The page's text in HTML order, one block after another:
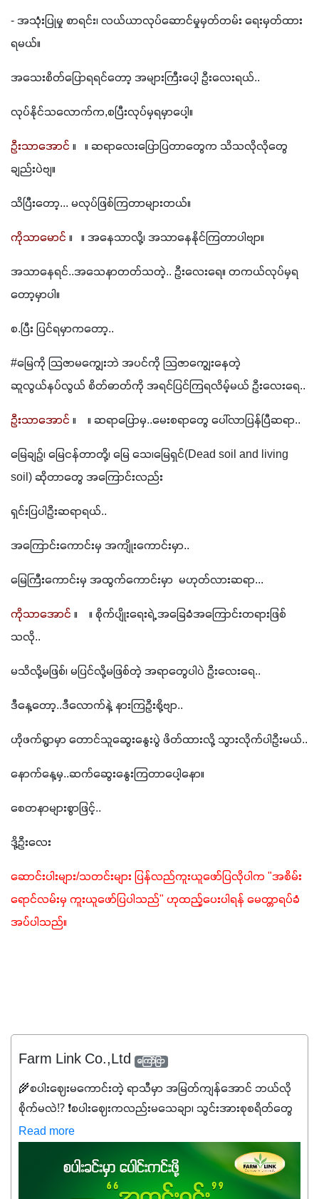
- အသုံးပြုမှု စာရင်း၊ လယ်ယာလုပ်ဆောင်မှုမှတ်တမ်း ရေးမှတ်ထား
ရမယ်။
အသေးစိတ်ပြောရရင်တော့ အများကြီးပေါ့ ဦးလေးရယ်..
လုပ်နိုင်သလောက်က,စပြီးလုပ်မှရမှာပေါ့။
ဦးသာအောင် ။   ။ ဆရာလေးပြောပြတာတွေက သိသလိုလိုတွေ
ချည်းပဲဗျ။
သိပြီးတော့... မလုပ်ဖြစ်ကြတာများတယ်။
ကိုသာမောင် ။   ။ အနေသာလို့၊ အသာနေနိုင်ကြတာပါဗျာ။
အသာနေရင်..အသေနာတတ်သတဲ့.. ဦးလေးရေ။ တကယ်လုပ်မှရ
တော့မှာပါ။
စ.ပြီး ပြင်ရမှာကတော့..
#မြေကို သြဇာမကျွေးဘဲ အပင်ကို သြဇာကျွေးနေတဲ့
ဆူလွယ်နပ်လွယ် စိတ်ဓာတ်ကို အရင်ပြင်ကြရလိမ့်မယ် ဦးလေးရေ..
ဦးသာအောင် ။    ။ ဆရာပြောမှ..မေးစရာတွေ ပေါ်လာပြန်ပြီဆရာ..
မြေချဉ်၊ မြေငန်တာတို့၊ မြေ သေ၊မြေရှင်(Dead soil and living
soil) ဆိုတာတွေ အကြောင်းလည်း
ရှင်းပြပါဦးဆရာရယ်..
အကြောင်းကောင်းမှ အကျိုးကောင်းမှာ..
မြေကြီးကောင်းမှ အထွက်ကောင်းမှာ  မဟုတ်လားဆရာ...
ကိုသာအောင် ။    ။ စိုက်ပျိုးရေးရဲ့ အခြေခံအကြောင်းတရားဖြစ်
သလို..
မသိလို့မဖြစ်၊ မပြင်လို့မဖြစ်တဲ့ အရာတွေပါပဲ ဦးလေးရေ..
ဒီနေ့တော့..ဒီလောက်နဲ့ နားကြဦးစို့ဗျာ..
ဟိုဖက်ရွာမှာ တောင်သူဆွေးနွေးပွဲ ဖိတ်ထားလို့ သွားလိုက်ပါဦးမယ်..
နောက်နေ့မှ..ဆက်ဆွေးနွေးကြတာပေါ့နော။
စေတနာများစွာဖြင့်..
ဒို့ဦးလေး
ဆောင်းပါးများ/သတင်းများ ပြန်လည်ကူးယူဖော်ပြလိုပါက "အစိမ်း
ရောင်လမ်းမှ ကူးယူဖော်ပြပါသည်" ဟုထည့်ပေးပါရန် မေတ္တာရပ်ခံ
အပ်ပါသည်။
Farm Link Co.,Ltd ကြော်ငြာ
🌾စပါးဈေးမကောင်းတဲ့ ရာသီမှာ အမြတ်ကျန်အောင် ဘယ်လို
စိုက်မလဲ⁉️ ❗စပါးဈေးကလည်းမသေချာ၊ သွင်းအားစုစရိတ်တွေ
ကလည်း တက်နေတဲ့ဒီလိုအချိန်မှာ သွင်းအားစုဖိုးကို လျှော့ချပြီး
အထွက်နှုန်းကို ထိန်းထားနိုင်မှ ဦးကြီးတို့ အဆင်ပြေမှာနော် ✔️ဒါ
ကြောင့် ကိုယ်သုံးသမျှ ကိုယ့်အတွက်အကျိုးရစေမယ့်
အရည်အသွေးစိတ်ချရတဲ့ သွင်းအားစုပစ္စည်းတွေကိုပဲ ရွေးချယ်
Read more